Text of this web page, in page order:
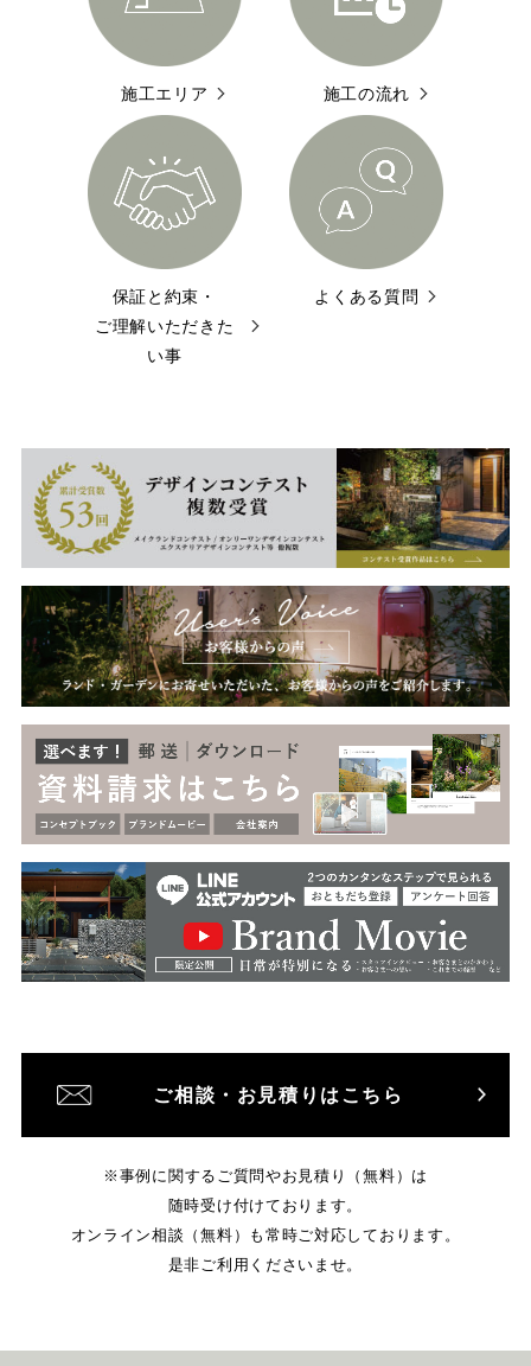
施工エリア 施工の流れ
保証と約束・
ご理解いただきた
い事
よくある質問
ご相談・お見積りはこちら
※事例に関するご質問やお見積り（無料）は
随時受け付けております。
オンライン相談（無料）も常時ご対応しております。
是非ご利用くださいませ。